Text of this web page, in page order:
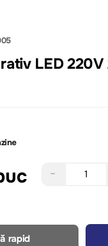
plastic,
−
rapid